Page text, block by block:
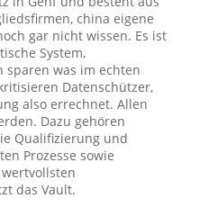
china eigene
gar nicht wissen. Es ist
System,
was im echten
Datenschützer,
also errechnet. Allen
Dazu gehören
Qualifizierung und
Prozesse sowie
das Vault.